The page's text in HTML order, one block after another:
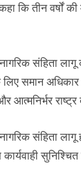
कि तीन वर्षों
संहिता
समान अधिकार
राष्ट्र
संहिता
सुनिश्चित